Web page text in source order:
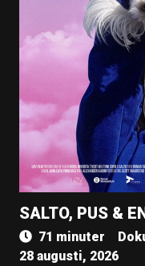
SALTO, PUS &
71 minuter
28 augusti, 2026